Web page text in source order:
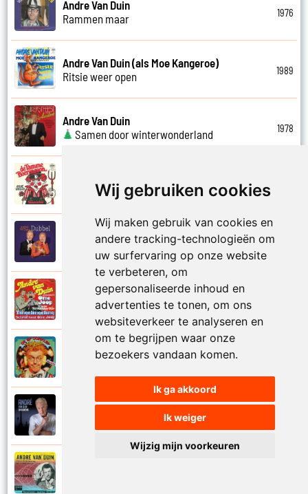
Wij gebruiken cookies
Wij maken gebruik van cookies en
andere tracking-technologieën om
uw surfervaring op onze website
te verbeteren, om
gepersonaliseerde inhoud en
advertenties te tonen, om ons
websiteverkeer te analyseren en
om te begrijpen waar onze
bezoekers vandaan komen.
Ik ga akkoord
Ik weiger
Wijzig mijn voorkeuren
Andre Van Duin
Rammen maar
1976
Andre Van Duin (als Moe Kangeroe)
Ritsie weer open
1989
Andre Van Duin
Samen door winterwonderland
1978
Samen in bad
Andre Van Duin
Schijt maar in me pannetje
Andre Van Duin
Schrijf naar ome Joop
Andre Van Duin en Frans Van Dusschoten
Andre Van Duin